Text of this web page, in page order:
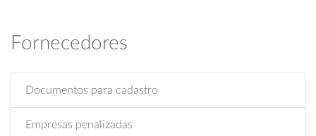
Fornecedores
Documentos para cadastro
Empresas penalizadas